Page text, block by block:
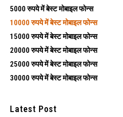
5000 रुपये में बेस्ट मोबाइल फोन्स
10000 रुपये में बेस्ट मोबाइल फोन्स
15000 रुपये में बेस्ट मोबाइल फोन्स
20000 रुपये में बेस्ट मोबाइल फोन्स
25000 रुपये में बेस्ट मोबाइल फोन्स
30000 रुपये में बेस्ट मोबाइल फोन्स
Latest Post